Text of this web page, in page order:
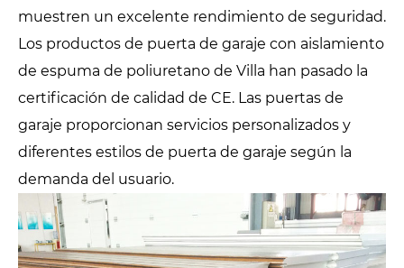
muestren un excelente rendimiento de seguridad.
Los productos de puerta de garaje con aislamiento
de espuma de poliuretano de Villa han pasado la
certificación de calidad de CE. Las puertas de
garaje proporcionan servicios personalizados y
diferentes estilos de puerta de garaje según la
demanda del usuario.